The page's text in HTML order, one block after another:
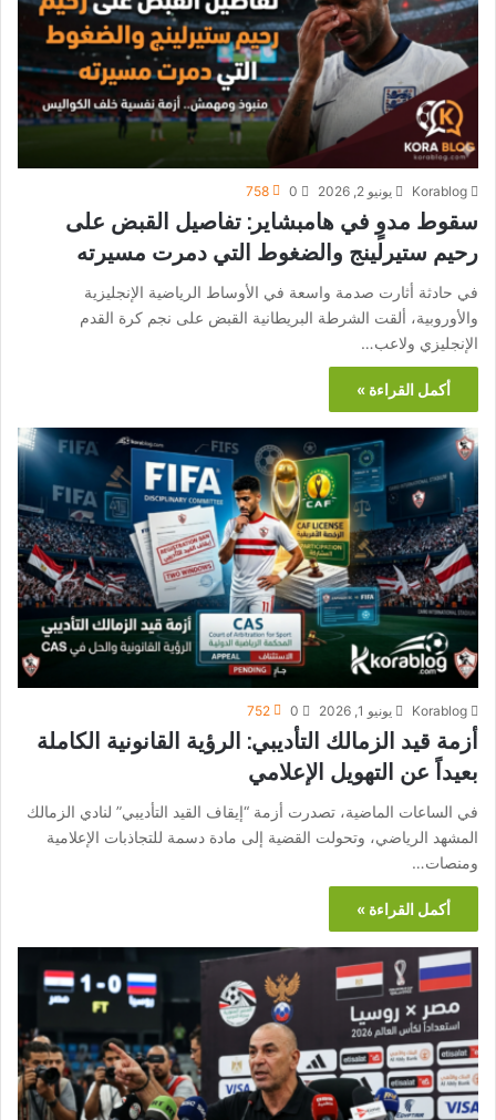
Korablog يونيو 2, 2026 0
758
سقوط مدوٍ في هامبشاير: تفاصيل القبض على
رحيم ستيرلينج والضغوط التي دمرت مسيرته
في حادثة أثارت صدمة واسعة في الأوساط الرياضية الإنجليزية
والأوروبية، ألقت الشرطة البريطانية القبض على نجم كرة القدم
الإنجليزي ولاعب…
أكمل القراءة »
Korablog يونيو 1, 2026 0
752
أزمة قيد الزمالك التأديبي: الرؤية القانونية الكاملة
بعيداً عن التهويل الإعلامي
في الساعات الماضية، تصدرت أزمة “إيقاف القيد التأديبي” لنادي الزمالك
المشهد الرياضي، وتحولت القضية إلى مادة دسمة للتجاذبات الإعلامية
ومنصات…
أكمل القراءة »